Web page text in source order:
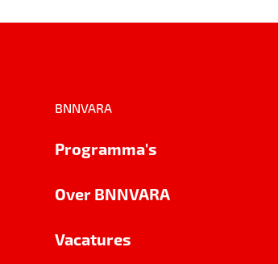
BNNVARA
Programma's
Over BNNVARA
Vacatures